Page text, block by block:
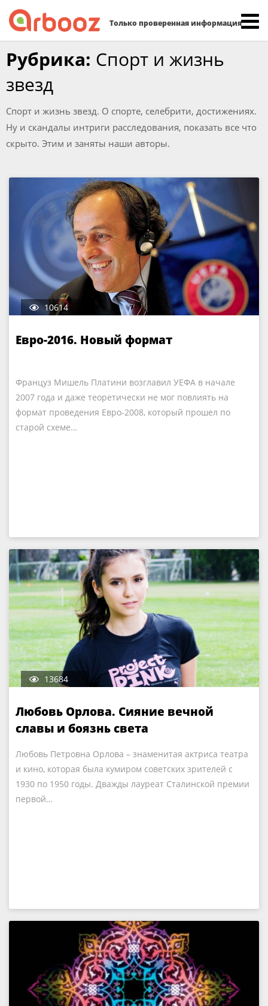
Только проверенная информация
to
content
Рубрика: Спорт и жизнь
звезд
Спорт и жизнь звезд. О спорте, селебрити, достижениях.
Ну и скандалы интриги расследования, показать все что
скрыто. Этим и заняты наши авторы.
10614
Евро-2016. Новый формат
Француз Мишель Платини возглавил УЕФА в начале
2007 года и даже теоретически не мог повлиять на
формат проведения Евро-2008, который прошел по
старой схеме…
13684
Любовь Орлова. Сияние вечной
славы и боязнь света
Любовь Петровна Орлова – знаменитая актриса театра
и кино, которая была кумиром советских зрителей с
1930 по 1950 годы. Дважды лауреат Сталинской премии
первой…
Найти: